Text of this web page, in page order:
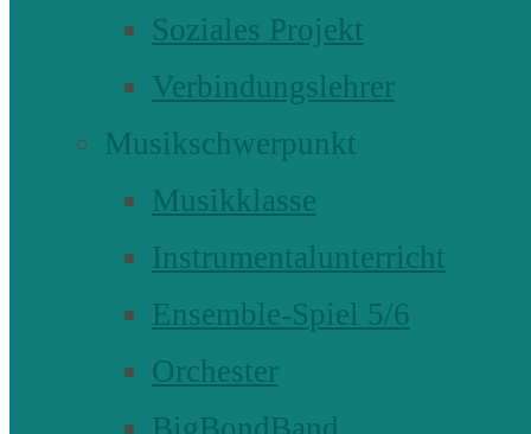
Soziales Projekt
Verbindungslehrer
Musikschwerpunkt
Musikklasse
Instrumentalunterricht
Ensemble-Spiel 5/6
Orchester